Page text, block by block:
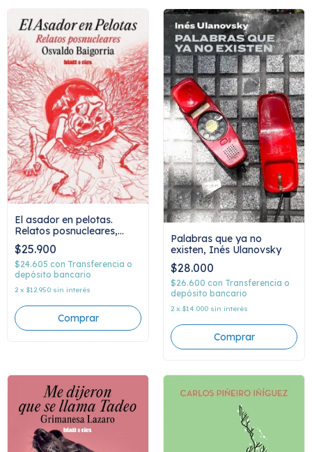
El asador en pelotas.
Relatos posnucleares,
Osvaldo Baigorria
$25.900
$24.605 con Transferencia o
depósito bancario
2 x $12.950 sin interés
Palabras que ya no
existen, Inés Ulanovsky
$28.000
$26.600 con Transferencia o
depósito bancario
2 x $14.000 sin interés